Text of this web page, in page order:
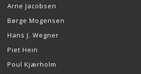
Arne Jacobsen
Børge Mogensen
Hans J. Wegner
Piet Hein
Poul Kjærholm